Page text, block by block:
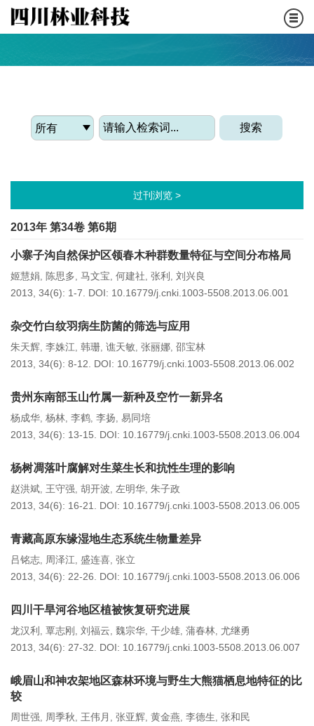
搜索
过刊浏览 >
2013年 第34卷 第6期
小寨子沟自然保护区领春木种群数量特征与空间分布格局
姬慧娟, 陈思多, 马文宝, 何建社, 张利 , 刘兴良
2013, 34(6): 1-7.
DOI: 10.16779/j.cnki.1003-5508.2013.06.001
杂交竹白纹羽病生防菌的筛选与应用
朱天辉, 李姝江, 韩珊, 谯天敏, 张丽娜, 邵宝林
2013, 34(6): 8-12.
DOI: 10.16779/j.cnki.1003-5508.2013.06.002
贵州东南部玉山竹属一新种及空竹一新异名
杨成华, 杨林, 李鹤, 李扬, 易同培
2013, 34(6): 13-15.
DOI: 10.16779/j.cnki.1003-5508.2013.06.004
杨树凋落叶腐解对生菜生长和抗性生理的影响
赵洪斌, 王守强, 胡开波, 左明华, 朱子政
2013, 34(6): 16-21.
DOI: 10.16779/j.cnki.1003-5508.2013.06.005
青藏高原东缘湿地生态系统生物量差异
吕铭志, 周泽江, 盛连喜, 张立
2013, 34(6): 22-26.
DOI: 10.16779/j.cnki.1003-5508.2013.06.006
四川干旱河谷地区植被恢复研究进展
龙汉利 , 覃志刚 , 刘福云, 魏宗华, 干少雄, 蒲春林, 尤继勇
2013, 34(6): 27-32.
DOI: 10.16779/j.cnki.1003-5508.2013.06.007
峨眉山和神农架地区森林环境与野生大熊猫栖息地特征的比
较
周世强, 周季秋, 王伟月 , 张亚辉, 黄金燕, 李德生, 张和民